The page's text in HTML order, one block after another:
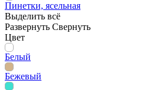
Пинетки, ясельная
Выделить всё
Развернуть Свернуть
Цвет
Белый
Бежевый